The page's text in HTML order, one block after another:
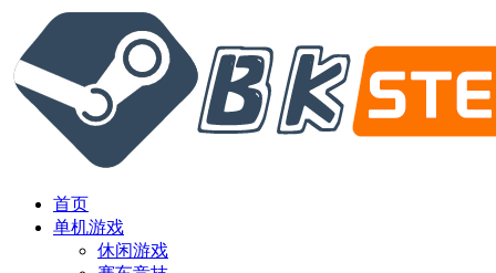
首页
单机游戏
休闲游戏